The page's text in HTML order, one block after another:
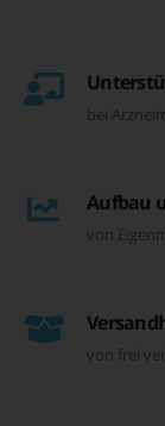
bei
Aufbau
von
von frei